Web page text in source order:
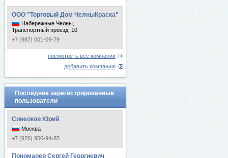
ООО "Торговый Дом ЧелныКраска"
Набережные Челны,
Транспортный проезд, 10
+7 (987) 001-09-79
посмотреть все компании
добавить компанию
Последние зарегистрированные
пользователи
Синеоков Юрий
Москва
+7 (926) 950-94-85
Пономарев Сергей Георгиевич